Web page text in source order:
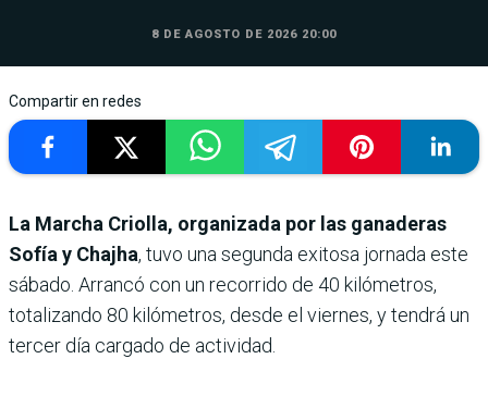
8 DE AGOSTO DE 2026 20:00
Compartir en redes
La Marcha Criolla, organizada por las ganaderas
Sofía y Chajha, tuvo una segunda exitosa jornada este
sábado. Arrancó con un recorrido de 40 kilómetros,
totalizando 80 kilómetros, desde el viernes, y tendrá un
tercer día cargado de actividad.